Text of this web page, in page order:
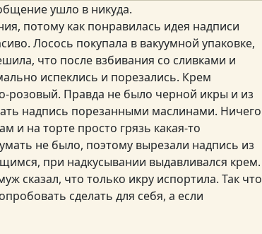
ушло в никуда.
потому как понравилась идея надписи
Лосось покупала в вакуумной упаковке,
что после взбивания со сливками и
испеклись и порезались. Крем
розовый. Правда не было черной икры и из
надпись порезанными маслинами. Ничего
и на торте просто грязь какая-то
не было, поэтому вырезали надпись из
при надкусывании выдавливался крем.
сказал, что только икру испортила. Так что
сделать для себя, а если